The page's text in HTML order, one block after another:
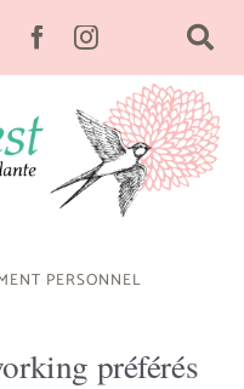
PERSONNEL
préférés